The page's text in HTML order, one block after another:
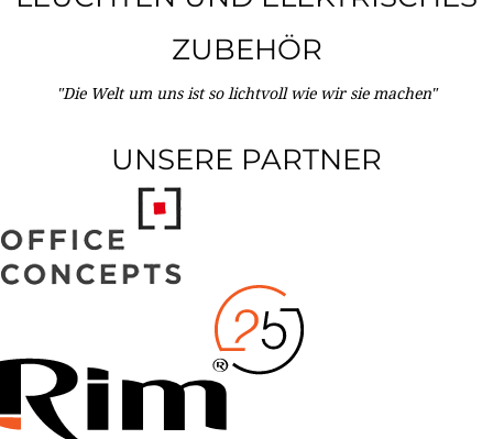
ZUBEHÖR
"Die Welt um uns ist so lichtvoll wie wir sie machen"
UNSERE PARTNER